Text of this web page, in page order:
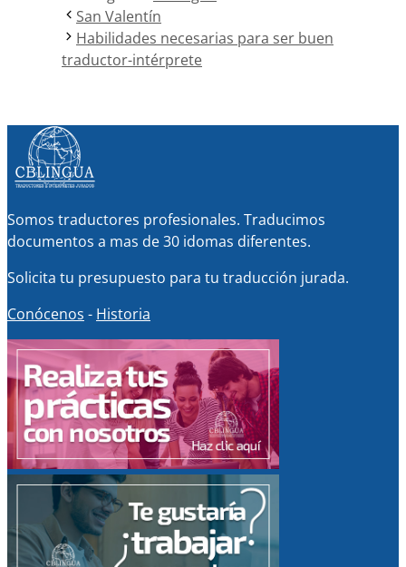
San Valentín
Habilidades necesarias para ser buen
traductor-intérprete
Somos traductores profesionales. Traducimos
documentos a mas de 30 idomas diferentes.
Solicita tu presupuesto para tu traducción jurada.
Conócenos - Historia